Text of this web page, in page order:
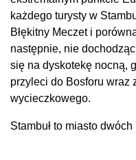
każdego turysty w
Błękitny Meczet i
następnie, nie
się na dyskotekę nocną,
przyleci do Bosforu wraz
wycieczkowego.
Stambuł to miasto